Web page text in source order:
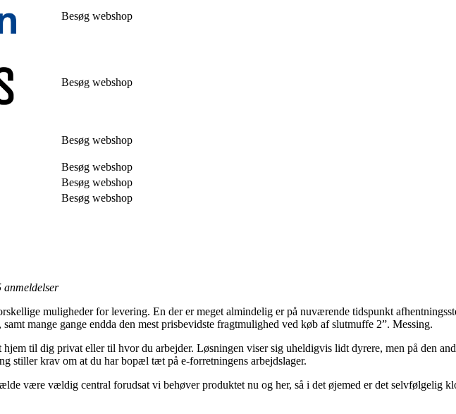
Besøg webshop
Besøg webshop
Besøg webshop
Besøg webshop
Besøg webshop
Besøg webshop
anmeldelser
muligheder for levering. En der er meget almindelig er på nuværende tidspunkt
mange gange endda den mest prisbevidste fragtmulighed ved køb af slutmuffe 2”. Messing.
til dig privat eller til hvor du arbejder. Løsningen viser sig uheldigvis lidt dyrere, men på den
stiller krav om at du har bopæl tæt på e-forretningens arbejdslager.
være vældig central forudsat vi behøver produktet nu og her, så i det øjemed er det selvfølgelig